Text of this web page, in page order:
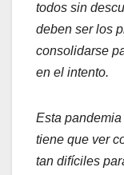
todos sin
deben ser los
consolidarse
en el intento.
Esta
tiene que ver
tan difíciles